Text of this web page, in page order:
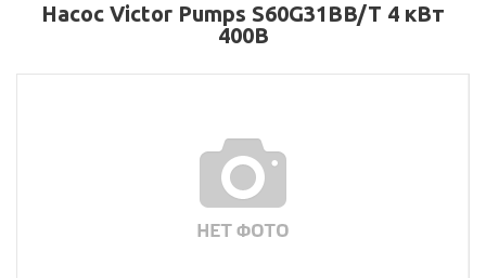
Насос Victor Pumps S60G31BB/T 4 кВт
400В